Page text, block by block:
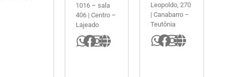
1016 – sala
406 | Centro –
Lajeado
Leopoldo, 270
| Canabarro –
Teutônia